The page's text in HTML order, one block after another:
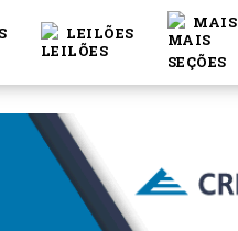
LEILÕES
MAIS